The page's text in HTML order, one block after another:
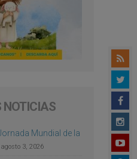
NOTICIAS
Mundial de la
agosto 3, 2026